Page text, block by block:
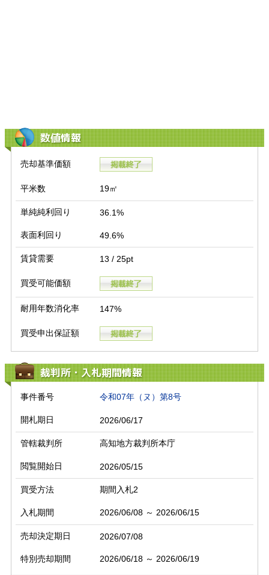
数値情報
売却基準価額
平米数 19㎡
単純純利回り 36.1%
表面利回り 49.6%
賃貸需要 13 / 25pt
買受可能価額
耐用年数消化率 147%
買受申出保証額
裁判所・入札期間情報
事件番号 令和07年（ヌ）第8号
開札期日 2026/06/17
管轄裁判所 高知地方裁判所本庁
閲覧開始日 2026/05/15
買受方法 期間入札2
入札期間 2026/06/08 ～ 2026/06/15
売却決定期日 2026/07/08
特別売却期間 2026/06/18 ～ 2026/06/19